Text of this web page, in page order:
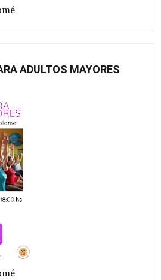
ADULTOS MAYORES